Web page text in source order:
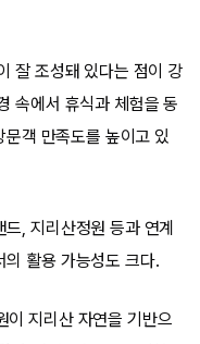
잘 조성돼 있다는 점이 강
속에서 휴식과 체험을 동
문객 만족도를 높이고 있
, 지리산정원 등과 연계
활용 가능성도 크다.
이 지리산 자연을 기반으